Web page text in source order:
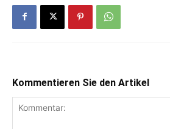
Kommentieren Sie den Artikel